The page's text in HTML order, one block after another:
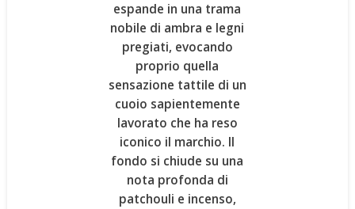
espande in una trama
nobile di ambra e legni
pregiati, evocando
proprio quella
sensazione tattile di un
cuoio sapientemente
lavorato che ha reso
iconico il marchio. Il
fondo si chiude su una
nota profonda di
patchouli e incenso,